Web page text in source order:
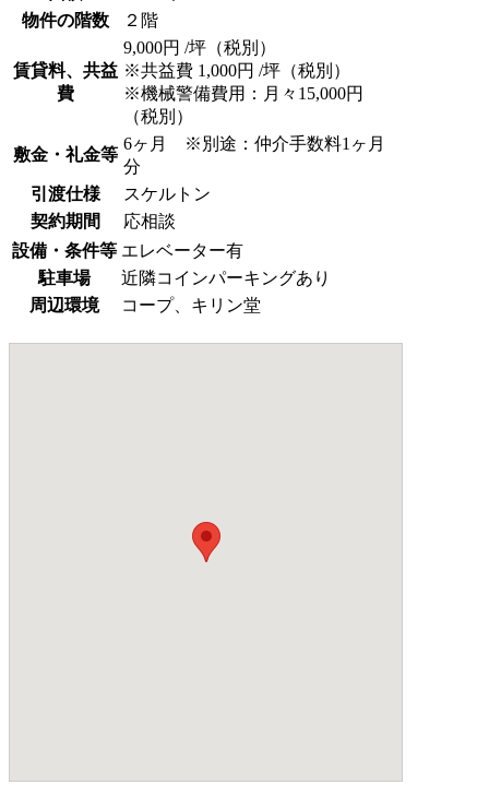
物件の階数
２階
賃貸料、共益
費
9,000円 /坪（税別）
※共益費 1,000円 /坪（税別）
※機械警備費用：月々15,000円
（税別）
敷金・礼金等
6ヶ月 ※別途：仲介手数料1ヶ月
分
引渡仕様
スケルトン
契約期間
応相談
設備・条件等 エレベーター有
駐車場
近隣コインパーキングあり
周辺環境
コープ、キリン堂